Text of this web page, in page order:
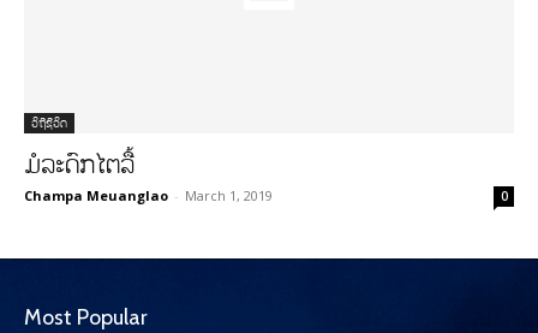
ວິຖີຊີວິດ
ມໍລະດົກໄຕລື້
Champa Meuanglao - March 1, 2019 0
Most Popular